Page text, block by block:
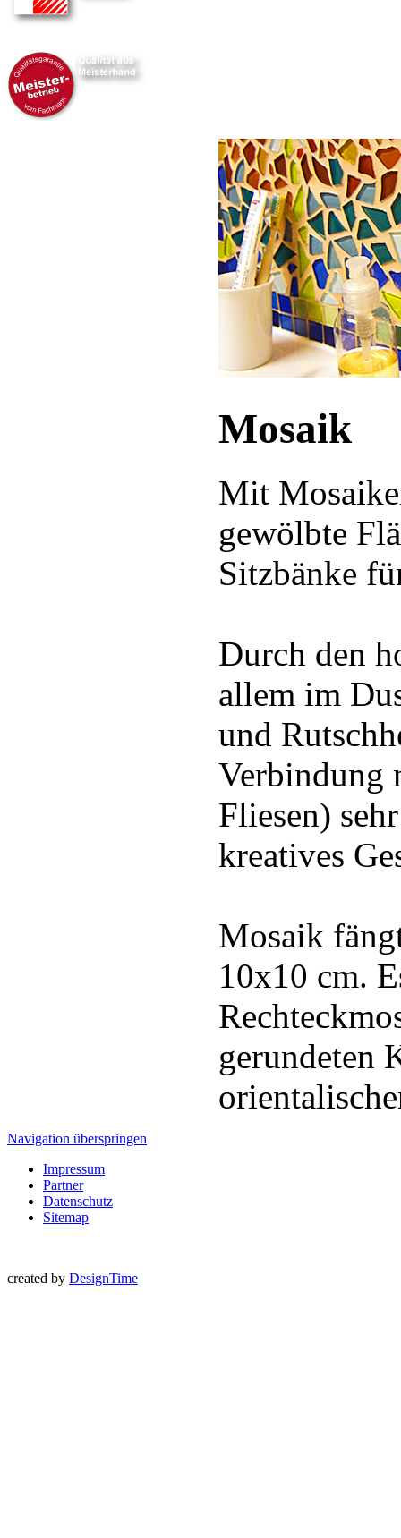
Mosaik
Mit
gewölbte
Sitzbänke
Durch den
allem im
und
Verbindung
Fliesen)
kreatives
Mosaik
10x10 cm.
gerundeten
Navigation überspringen
Impressum
Partner
Datenschutz
Sitemap
created by DesignTime